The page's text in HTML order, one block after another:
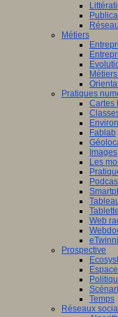
Métiers
Pratiques
Cartes
Fablab
Images
Les
Web
Prospective
Temps
Réseaux